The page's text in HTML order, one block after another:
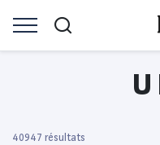
U
40947 résultats